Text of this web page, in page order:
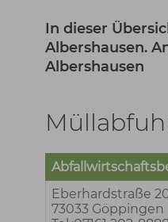
In dieser
Albershausen.
Albershausen
Eberhardstraße
73033 Göppingen